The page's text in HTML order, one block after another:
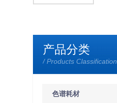
产品分类
/ Products Classification
色谱耗材